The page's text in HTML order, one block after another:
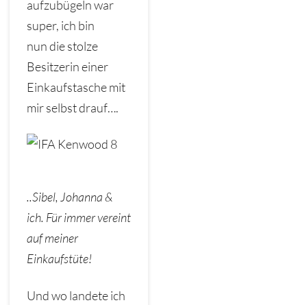
aufzubügeln war
super, ich bin
nun die stolze
Besitzerin einer
Einkaufstasche mit
mir selbst drauf….
..Sibel, Johanna &
ich. Für immer vereint
auf meiner
Einkaufstüte!
Und wo landete ich